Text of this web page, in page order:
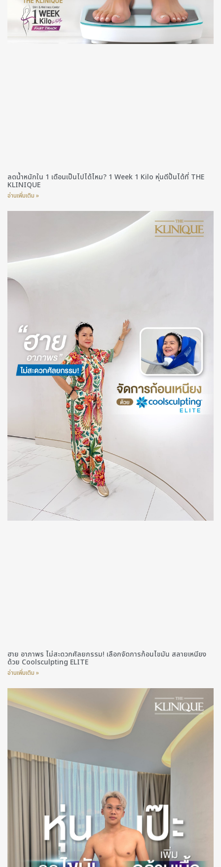
ลดน้ำหนักใน 1 เดือนเป็นไปได้ไหม? 1 Week 1 Kilo หุ่นดีปั้นได้ที่ THE
KLINIQUE
อ่านเพิ่มเติม »
ฮาย อาภาพร ไม่สะดวกศัลยกรรม! เลือกจัดการก้อนไขมัน สลายเหนียง
ด้วย Coolsculpting ELITE
อ่านเพิ่มเติม »